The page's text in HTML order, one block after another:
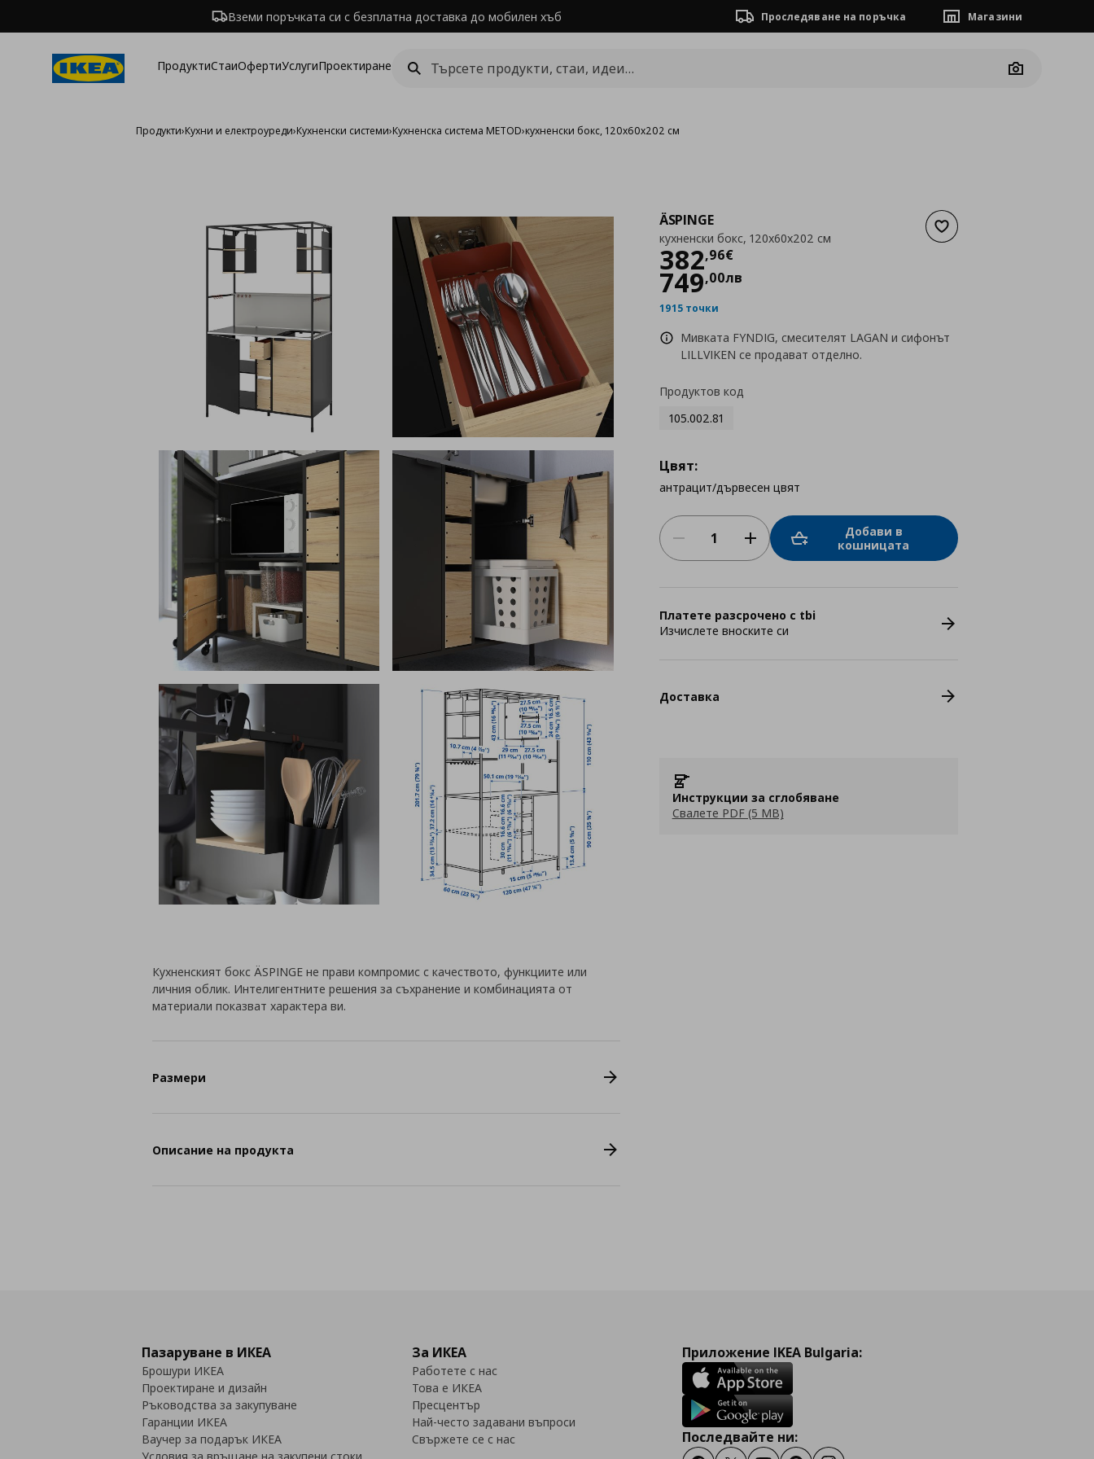
Вземи поръчката си с безплатна доставка до мобилен хъб Проследяване на поръчка Магазини
ПродуктиСтаиОфертиУслугиПроектиране
Camera
Продукти›Кухни и електроуреди›Кухненски системи›Кухненска система METOD›кухненски бокс, 120x60x202 см
Добави към списъка с
ÄSPINGE
кухненски бокс, 120x60x202 см
382,96€
Цена382,96 €
749,00лв
1915 точки
Мивката FYNDIG, смесителят LAGAN и сифонът
LILLVIKEN се продават отделно.
Продуктов код
105.002.81
Цвят:
антрацит/дървесен цвят
Добави в
кошницата
Платете разсрочено с tbi
Изчислете вноските си
Доставка
Инструкции за сглобяване
Свалете PDF (5 MB)
Кухненският бокс ÄSPINGE не прави компромис с качеството, функциите или
личния облик. Интелигентните решения за съхранение и комбинацията от
материали показват характера ви.
Размери
Описание на продукта
Пазаруване в ИКЕА
Брошури ИКЕА
Проектиране и дизайн
Ръководства за закупуване
Гаранции ИКЕА
Ваучер за подарък ИКЕА
За ИКЕА
Работете с нас
Това е ИКЕА
Пресцентър
Най-често задавани въпроси
Свържете се с нас
Приложение IKEA Bulgaria:
Последвайте ни: